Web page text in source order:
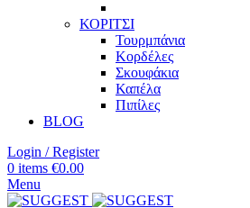
ΚΟΡΙΤΣΙ
Τουρμπάνια
Κορδέλες
Σκουφάκια
Καπέλα
Πιπίλες
BLOG
Login / Register
0 items €0.00
Menu